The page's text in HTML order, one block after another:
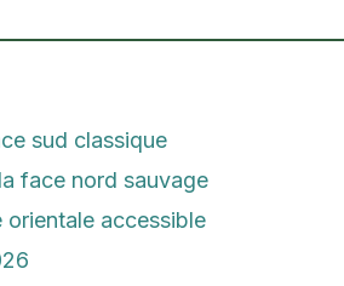
sud classique
face nord sauvage
orientale accessible